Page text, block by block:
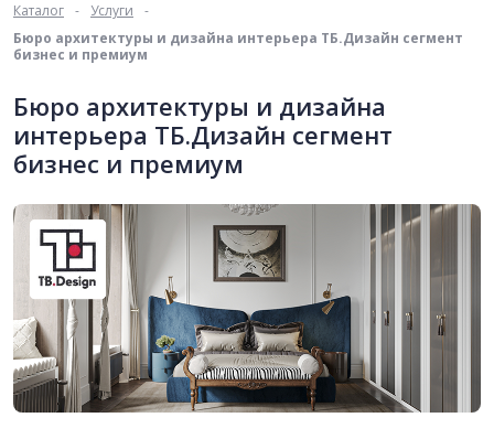
Каталог - Услуги
-
Бюро архитектуры и дизайна интерьера ТБ.Дизайн сегмент
бизнес и премиум
Бюро архитектуры и дизайна
интерьера ТБ.Дизайн сегмент
бизнес и премиум